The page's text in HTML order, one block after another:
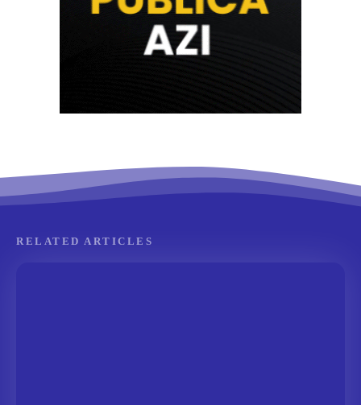
RELATED ARTICLES